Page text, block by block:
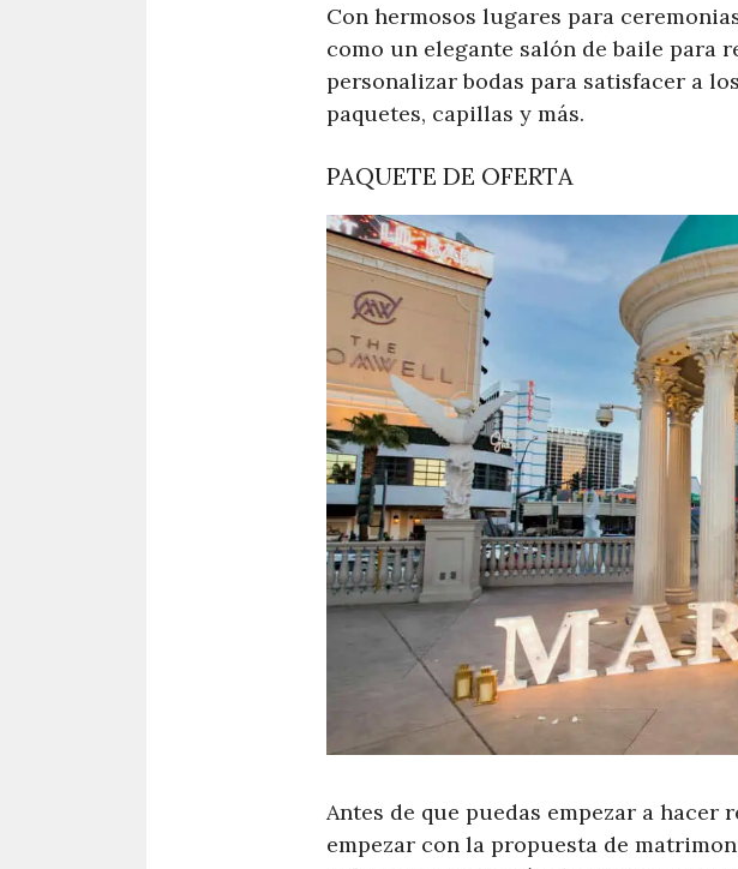
Con hermosos lugares para
como un elegante salón de baile para
personalizar bodas para satisfacer a
paquetes, capillas y más.
PAQUETE DE OFERTA
Antes de que puedas empezar a
empezar con la propuesta de